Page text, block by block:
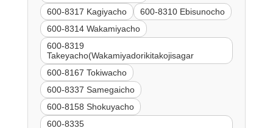
600-8317 Kagiyacho
600-8310 Ebisunocho
600-8314 Wakamiyacho
600-8319
Takeyacho(Wakamiyadorikitakojisagar
600-8167 Tokiwacho
600-8337 Samegaicho
600-8158 Shokuyacho
600-8335